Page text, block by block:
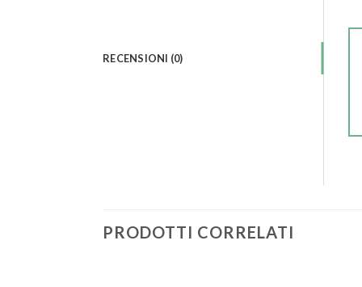
RECENSIONI (0)
PRODOTTI CORRELATI